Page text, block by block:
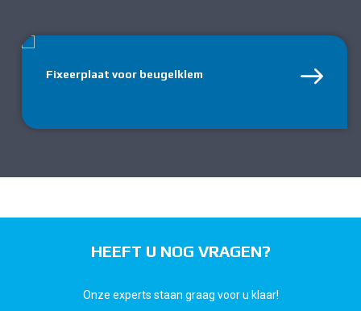
Fixeerplaat voor beugelklem
HEEFT U NOG VRAGEN?
Onze experts staan graag voor u klaar!